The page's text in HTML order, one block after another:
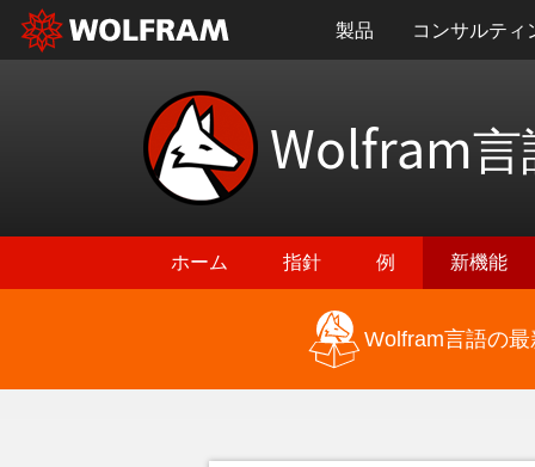
製品 コンサルティ
Wolfram言
ホーム 指針 例 新機能
Wolfram言語の